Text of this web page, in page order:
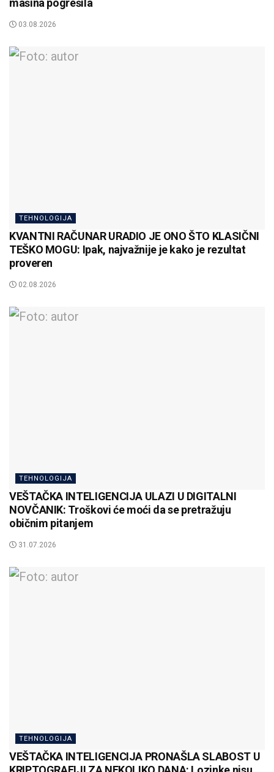
mašina pogrešila
03.08.2026
TEHNOLOGIJA
KVANTNI RAČUNAR URADIO JE ONO ŠTO KLASIČNI
TEŠKO MOGU: Ipak, najvažnije je kako je rezultat
proveren
02.08.2026
TEHNOLOGIJA
VEŠTAČKA INTELIGENCIJA ULAZI U DIGITALNI
NOVČANIK: Troškovi će moći da se pretražuju
običnim pitanjem
31.07.2026
TEHNOLOGIJA
VEŠTAČKA INTELIGENCIJA PRONAŠLA SLABOST U